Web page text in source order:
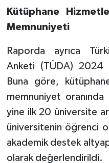
Kütüphane
Memnuniyeti
Raporda ayrıca
Anketi (TÜDA)
Buna göre,
memnuniyet oranında
yine ilk 20 üniversite
üniversitenin öğrenci
akademik destek
olarak değerlendirildi.